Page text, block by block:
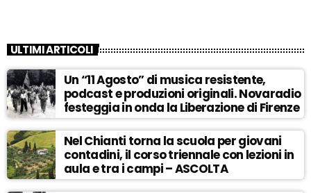
ULTIMI ARTICOLI
Un “11 Agosto” di musica resistente,
podcast e produzioni originali. Novaradio
festeggia in onda la Liberazione di Firenze
Nel Chianti torna la scuola per giovani
contadini, il corso triennale con lezioni in
aula e tra i campi – ASCOLTA